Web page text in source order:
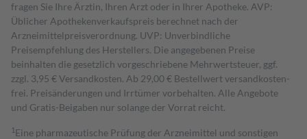
fragen Sie Ihre Ärztin, Ihren Arzt oder in Ihrer Apotheke. AVP:
Üblicher Apothekenverkaufspreis berechnet nach der
Arzneimittelpreisverordnung. UVP: Unverbindliche
Preisempfehlung des Herstellers. Die angegebenen Preise
beinhalten die gesetzlich vorgeschriebene Mehrwertsteuer, ggf.
zzgl. 3,95 € Versandkosten. Ab 29,00 € Bestell­wert versand­kosten­
frei. Preisänderungen und Irrtümer vorbehalten. Alle Angebote
und Gratis-Beigaben nur solange der Vorrat reicht.
1 Eine pharmazeutische Prüfung der Arzneimittel und sonstigen